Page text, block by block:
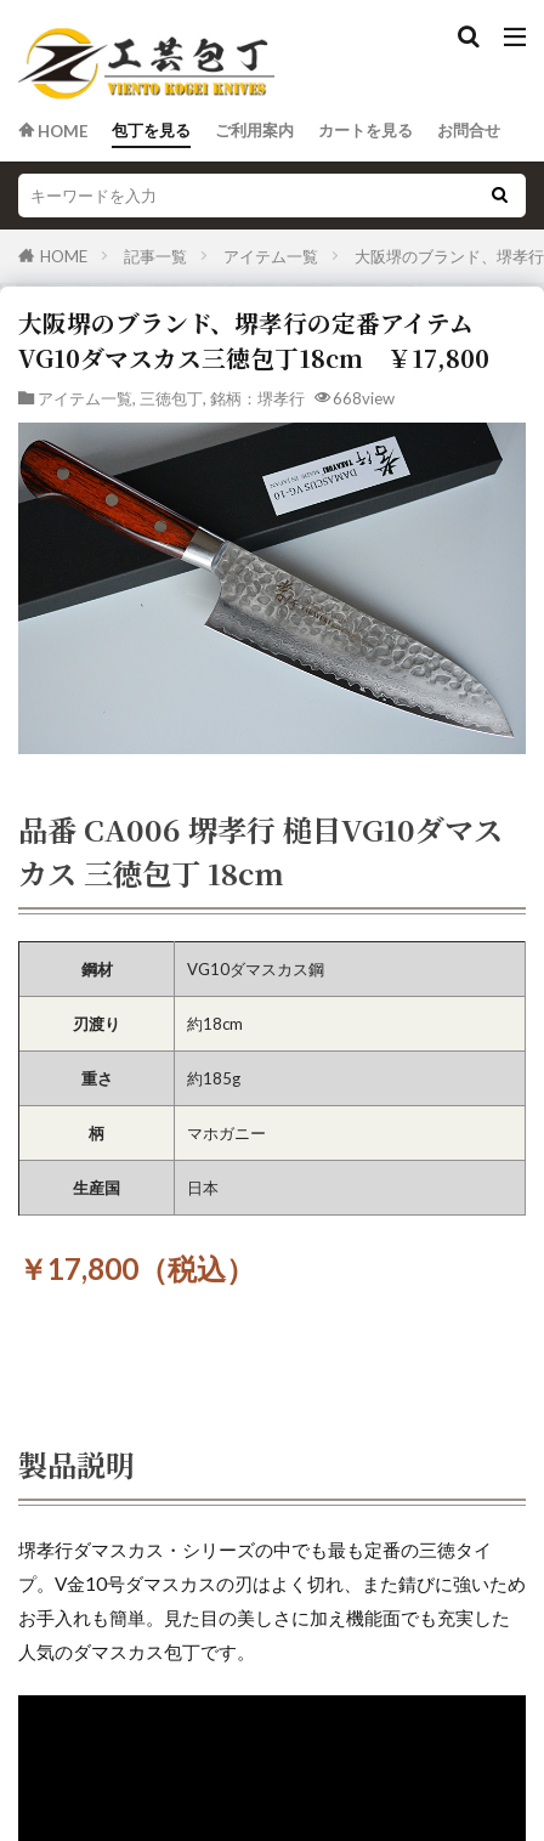
HOME 包丁を見る ご利用案内 カートを見る お問合せ
HOME 記事一覧 アイテム一覧 大阪堺のブランド、堺
大阪堺のブランド、堺孝行の定番アイテム
VG10ダマスカス三徳包丁18cm ￥17,800
アイテム一覧, 三徳包丁, 銘柄：堺孝行 668view
品番 CA006 堺孝行 槌目VG10ダマス
カス 三徳包丁 18cm
鋼材 VG10ダマスカス鋼
刃渡り 約18cm
重さ 約185g
柄 マホガニー
生産国 日本
￥17,800（税込）
製品説明
堺孝行ダマスカス・シリーズの中でも最も定番の三徳タイ
プ。V金10号ダマスカスの刃はよく切れ、また錆びに強いため
お手入れも簡単。見た目の美しさに加え機能面でも充実した
人気のダマスカス包丁です。